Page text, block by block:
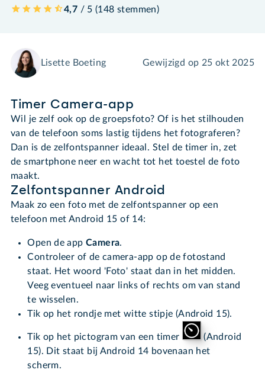
4,7 / 5 (148 stemmen)
Lisette Boeting Gewijzigd op 25 okt 2025
Timer Camera-app
Wil je zelf ook op de groepsfoto? Of is het stilhouden
van de telefoon soms lastig tijdens het fotograferen?
Dan is de zelfontspanner ideaal. Stel de timer in, zet
de smartphone neer en wacht tot het toestel de foto
maakt.
Zelfontspanner Android
Maak zo een foto met de zelfontspanner op een
telefoon met Android 15 of 14:
Open de appCamera.
Controleer of de camera-app op de fotostand
staat. Het woord 'Foto' staat dan in het midden.
Veeg eventueel naar links of rechts om van stand
te wisselen.
Tik op het rondje met witte stipje (Android 15).
Tik op het pictogram van een timer
(Android
15). Dit staat bij Android 14 bovenaan het
scherm.